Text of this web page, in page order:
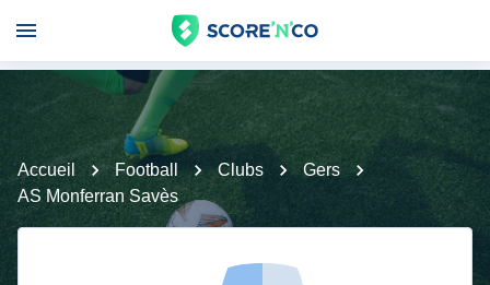
Accueil Football Clubs
Gers
AS Monferran Savès